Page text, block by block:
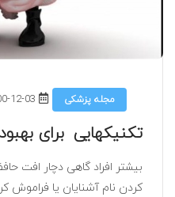
مجله پزشکی
تکنیکهایی برای
بیشتر افراد گاهی دچار افت
کردن نام آشنایان یا فراموش